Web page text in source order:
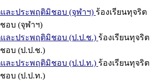
และประพฤติมิชอบ (จุฬาฯ) ร้องเรียนทุจริต
อบ (จุฬาฯ)
และประพฤติมิชอบ (ป.ป.ช.) ร้องเรียนทุจริต
อบ (ป.ป.ช.)
และประพฤติมิชอบ (ป.ป.ท.) ร้องเรียนทุจริต
อบ (ป.ป.ท.)